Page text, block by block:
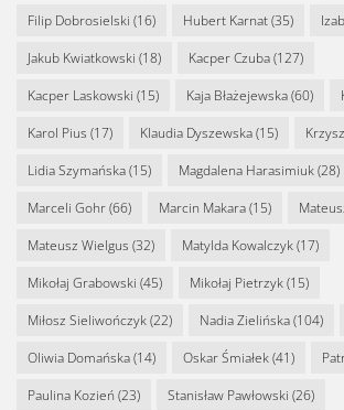
Filip Dobrosielski (16) Hubert Karnat(35)
Jakub Kwiatkowski (18) Kacper Czuba(127)
Kacper Laskowski (15) Kaja Błażejewska(60)
Karol Pius (17) Klaudia Dyszewska(15)
Lidia Szymańska(15) Magdalena Harasimiuk(28)
Marceli Gohr(66) Marcin Makara(15)
Mateusz Wielgus (32) Matylda Kowalczyk(17)
Mikołaj Grabowski (45) Mikołaj Pietrzyk(15)
Miłosz Sieliwończyk(22) Nadia Zielińska(104)
Oliwia Domańska(14) Oskar Śmiałek(41)
Paulina Kozień (23) Stanisław Pawłowski (26)